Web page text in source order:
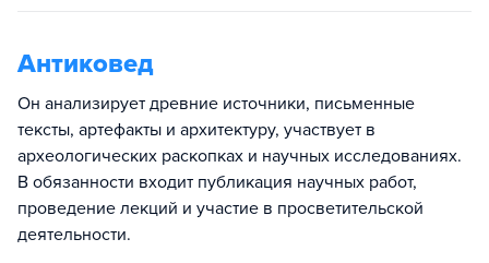
Антиковед
Он анализирует древние источники, письменные
тексты, артефакты и архитектуру, участвует в
археологических раскопках и научных исследованиях.
В обязанности входит публикация научных работ,
проведение лекций и участие в просветительской
деятельности.